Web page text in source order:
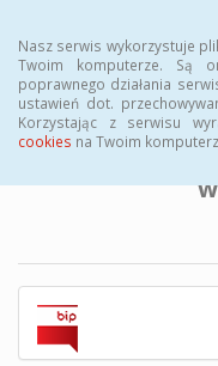
Nasz serwis wykorzystuje
Twoim komputerze. Są
poprawnego działania
ustawień dot.
Korzystając z serwisu
cookies na Twoim
BIULETYN